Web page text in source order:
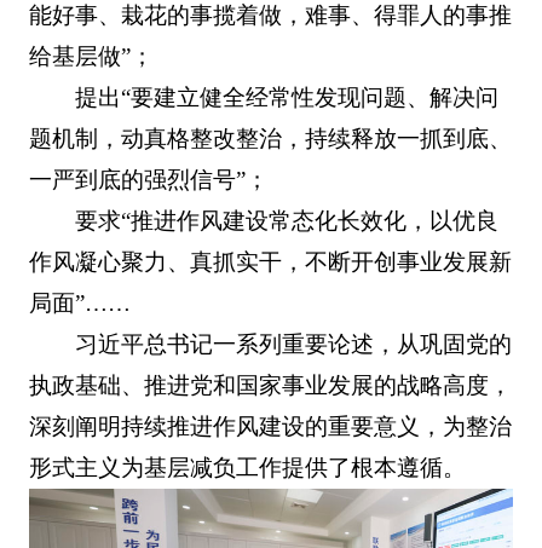
能好事、栽花的事揽着做，难事、得罪人的事推
给基层做”；
提出“要建立健全经常性发现问题、解决问
题机制，动真格整改整治，持续释放一抓到底、
一严到底的强烈信号”；
要求“推进作风建设常态化长效化，以优良
作风凝心聚力、真抓实干，不断开创事业发展新
局面”……
习近平总书记一系列重要论述，从巩固党的
执政基础、推进党和国家事业发展的战略高度，
深刻阐明持续推进作风建设的重要意义，为整治
形式主义为基层减负工作提供了根本遵循。